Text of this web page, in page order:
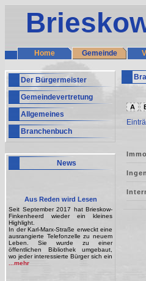
Home Gemeinde
Der Bürgermeister
Gemeindevertretung
Allgemeines
Branchenbuch
News
Aus Reden wird Lesen
Seit September 2017 hat Brieskow-
Finkenheerd wieder ein kleines
Highlight.
In der Karl-Marx-Straße erweckt eine
ausrangierte Telefonzelle zu neuem
Leben. Sie wurde zu einer
öffentlichen Bibliothek umgebaut,
wo jeder interessierte Bürger sich ein
...mehr
A